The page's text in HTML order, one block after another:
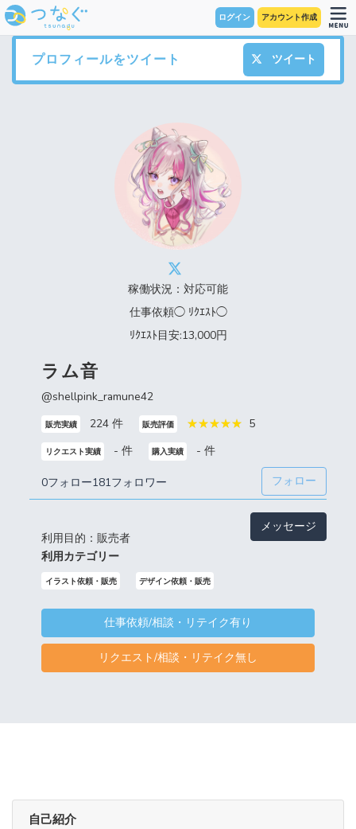
ログイン アカウント作成
プロフィールをツイート ツイート
稼働状況：対応可能
仕事依頼◯ ﾘｸｴｽﾄ◯
ﾘｸｴｽﾄ目安:13,000円
ラム音
@shellpink_ramune42
販売実績 224 件 販売評価 5
リクエスト実績 - 件 購入実績 - 件
0フォロー181フォロワー フォロー
利用目的：販売者
メッセージ
利用カテゴリー
イラスト依頼・販売 デザイン依頼・販売
仕事依頼/相談・リテイク有り
リクエスト/相談・リテイク無し
自己紹介